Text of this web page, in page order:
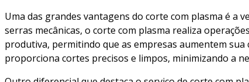
Uma das grandes vantagens do corte com plasma é a
serras mecânicas, o corte com plasma realiza
produtiva, permitindo que as empresas aumentem sua
proporciona cortes precisos e limpos, minimizando a